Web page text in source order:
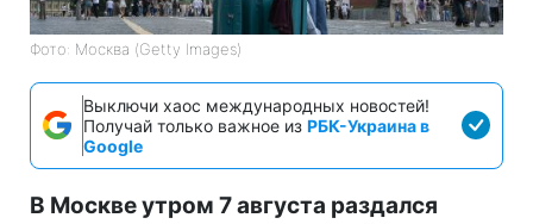
Фото: Москва (Getty Images)
Выключи хаос международных новостей!
Получай только важное из РБК-Украина в
Google
В Москве утром 7 августа раздался